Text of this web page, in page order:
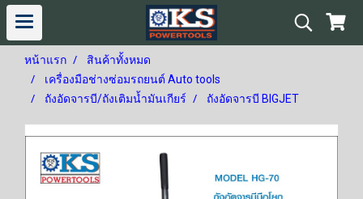
หน้าแรก
สินค้าทั้งหมด
เครื่องมือช่างซ่อมรถยนต์ Auto tools
ถังอัดจารบี/ถังเติมน้ำมันเกียร์
ถังอัดจารบี BIGJET